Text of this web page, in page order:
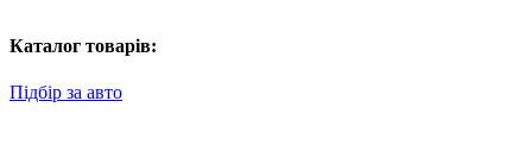
Каталог товарів:
Підбір за авто